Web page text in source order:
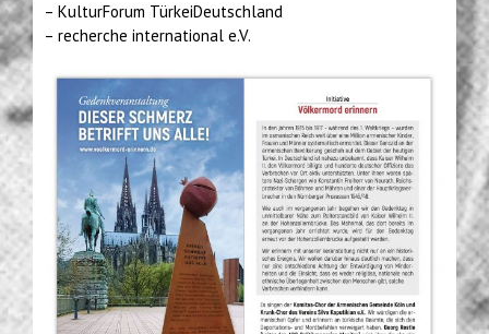
– KulturForum TürkeiDeutschland
– recherche international e.V.